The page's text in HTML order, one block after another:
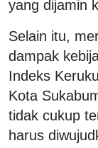
yang dijamin
Selain itu,
dampak
Indeks
Kota
tidak cukup
harus